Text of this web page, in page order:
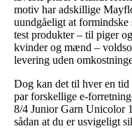
motiv har adskillige
uundgåeligt at formindske
test produkter – til piger
kvinder og mænd –
levering uden
Dog kan det til hver en
par forskellige e-
8/4 Junior Garn Unicolor
sådan at du er usvigeligt